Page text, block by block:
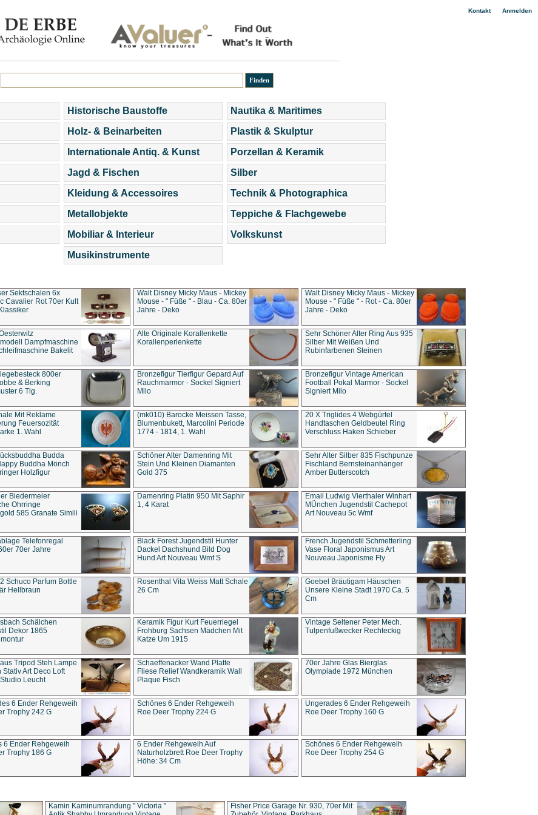
Kontakt| Anmelden
Historische Baustoffe
Holz- & Beinarbeiten
Internationale Antiq. & Kunst
Jagd & Fischen
Kleidung & Accessoires
Metallobjekte
Mobiliar & Interieur
Musikinstrumente
Nautika & Maritimes
Plastik & Skulptur
Porzellan & Keramik
Silber
Technik & Photographica
Teppiche & Flachgewebe
Volkskunst
Sektschalen 6x
Cavalier Rot 70er Kult
Walt Disney Micky Maus - Mickey
Mouse - " Füße " - Blau - Ca. 80er
Jahre - Deko
Walt Disney Micky Maus - Mickey
Mouse - " Füße " - Rot - Ca. 80er
Jahre - Deko
Dampfmaschine
Bakelit
Alte Originale Korallenkette
Korallenperlenkette
Sehr Schöner Alter Ring Aus 935
Silber Mit Weißen Und
Rubinfarbenen Steinen
800er
& Berking
6 Tlg.
Bronzefigur Tierfigur Gepard Auf
Rauchmarmor - Sockel Signiert
Milo
Bronzefigur Vintage American
Football Pokal Marmor - Sockel
Signiert Milo
Mit Reklame
Feuersozität
1. Wahl
(mk010) Barocke Meissen Tasse,
Blumenbukett, Marcolini Periode
1774 - 1814, 1. Wahl
20 X Triglides 4 Webgürtel
Handtaschen Geldbeutel Ring
Verschluss Haken Schieber
Budda
Buddha Mönch
Holzfigur
Schöner Alter Damenring Mit
Stein Und Kleinen Diamanten
Gold 375
Sehr Alter Silber 835 Fischpunze
Fischland Bernsteinanhänger
Amber Butterscotch
Biedermeier
Ohrringe
585 Granate Simili
Damenring Platin 950 Mit Saphir
1, 4 Karat
Email Ludwig Vierthaler Winhart
MÜnchen Jugendstil Cachepot
Art Nouveau 5c Wmf
Telefonregal
70er Jahre
Black Forest Jugendstil Hunter
Dackel Dachshund Bild Dog
Hund Art Nouveau Wmf S
French Jugendstil Schmetterling
Vase Floral Japonismus Art
Nouveau Japonisme Fly
Schuco Parfum Bottle
Hellbraun
Rosenthal Vita Weiss Matt Schale
26 Cm
Goebel Bräutigam Häuschen
Unsere Kleine Stadt 1970 Ca. 5
Cm
Schälchen
Dekor 1865
Keramik Figur Kurt Feuerriegel
Frohburg Sachsen Mädchen Mit
Katze Um 1915
Vintage Seltener Peter Mech.
Tulpenfußwecker Rechteckig
Tripod Steh Lampe
Stativ Art Deco Loft
Leucht
Schaeffenacker Wand Platte
Fliese Relief Wandkeramik Wall
Plaque Fisch
70er Jahre Glas Bierglas
Olympiade 1972 München
6 Ender Rehgeweih
Trophy 242 G
Schönes 6 Ender Rehgeweih
Roe Deer Trophy 224 G
Ungerades 6 Ender Rehgeweih
Roe Deer Trophy 160 G
6 Ender Rehgeweih
Trophy 186 G
6 Ender Rehgeweih Auf
Naturholzbrett Roe Deer Trophy
Höhe: 34 Cm
Schönes 6 Ender Rehgeweih
Roe Deer Trophy 254 G
Kamin Kaminumrandung " Victoria "
Fisher Price Garage Nr. 930, 70er Mit